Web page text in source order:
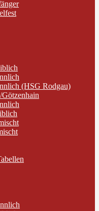
(HSG Rodgau)